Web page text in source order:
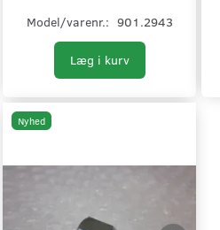
Model/varenr.: 901.2943
Læg i kurv
Nyhed